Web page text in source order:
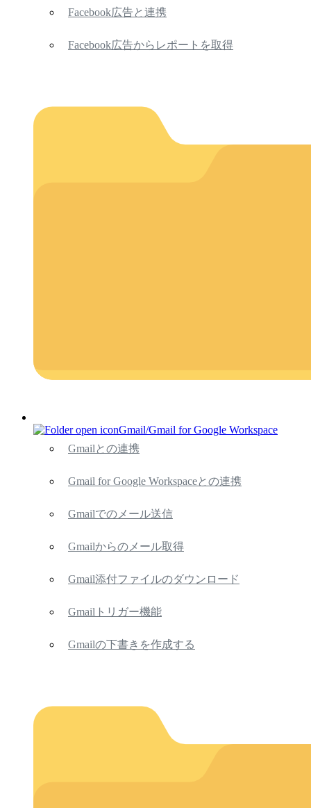
Facebook広告と連携
Facebook広告からレポートを取得
Gmail/Gmail for Google Workspace
Gmailとの連携
Gmail for Google Workspaceとの連携
Gmailでのメール送信
Gmailからのメール取得
Gmail添付ファイルのダウンロード
Gmailトリガー機能
Gmailの下書きを作成する